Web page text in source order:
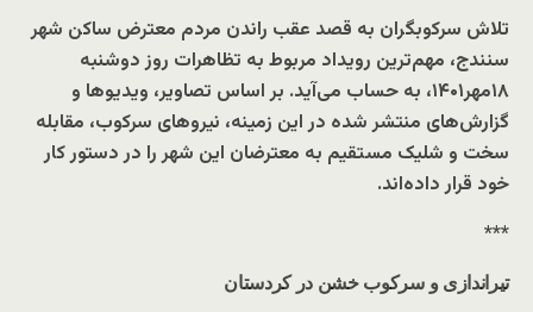
تلاش سرکوبگران به‌ قصد عقب راندن مردم معترض ساکن شهر
سنندج، مهم‌ترین رویداد مربوط به تظاهرات روز دوشنبه
۱۸مهر۱۴۰۱، به‌ حساب می‌آید. بر اساس تصاویر، ویدیوها و
گزارش‌های منتشر شده در این زمینه، نیروهای سرکوب، مقابله
سخت و شلیک مستقیم به معترضان این شهر را در دستور کار
خود قرار داده‌اند.
***
تیراندازی و سرکوب خشن در کردستان